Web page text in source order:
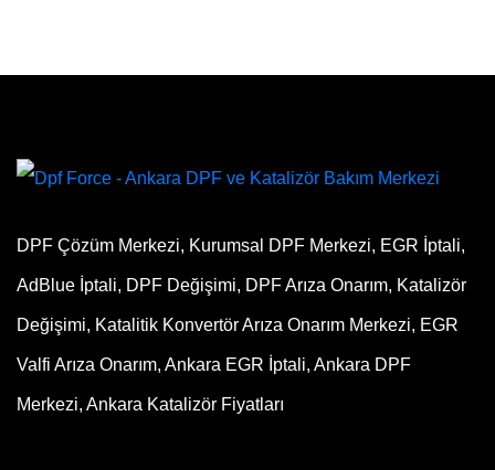
DPF Çözüm Merkezi, Kurumsal DPF Merkezi, EGR İptali,
AdBlue İptali, DPF Değişimi, DPF Arıza Onarım, Katalizör
Değişimi, Katalitik Konvertör Arıza Onarım Merkezi, EGR
Valfi Arıza Onarım, Ankara EGR İptali, Ankara DPF
Merkezi, Ankara Katalizör Fiyatları